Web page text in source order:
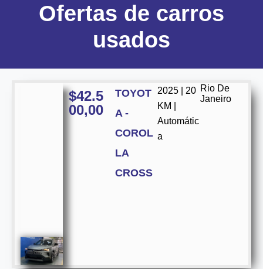
Ofertas de carros
usados
$42.5
00,00
TOYOT
A -
COROL
LA
CROSS
2025 | 20
KM |
Automátic
a
Rio De
Janeiro